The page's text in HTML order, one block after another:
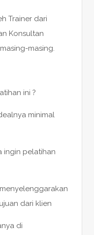
Trainer dari
Konsultan
masing.
ini ?
minimal
ingin pelatihan
dari klien
di